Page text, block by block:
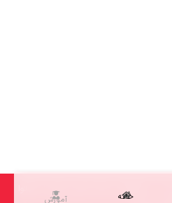
آموزش خانه
آی سی محفوظ می باشد و کپی برداری از محتوا